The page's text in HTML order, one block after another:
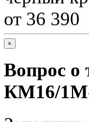
от 36 390
×
Вопрос о
КМ16/1М-